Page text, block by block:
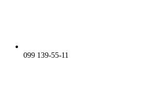
099 139-55-11